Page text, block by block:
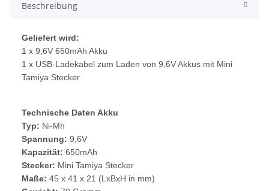
Beschreibung
Geliefert wird:
1 x 9,6V 650mAh Akku
1 x USB-Ladekabel zum Laden von 9,6V Akkus mit Mini
Tamiya Stecker
Technische Daten Akku
Typ: Ni-Mh
Spannung: 9,6V
Kapazität: 650mAh
Stecker: Mini Tamiya Stecker
Maße: 45 x 41 x 21 (LxBxH in mm)